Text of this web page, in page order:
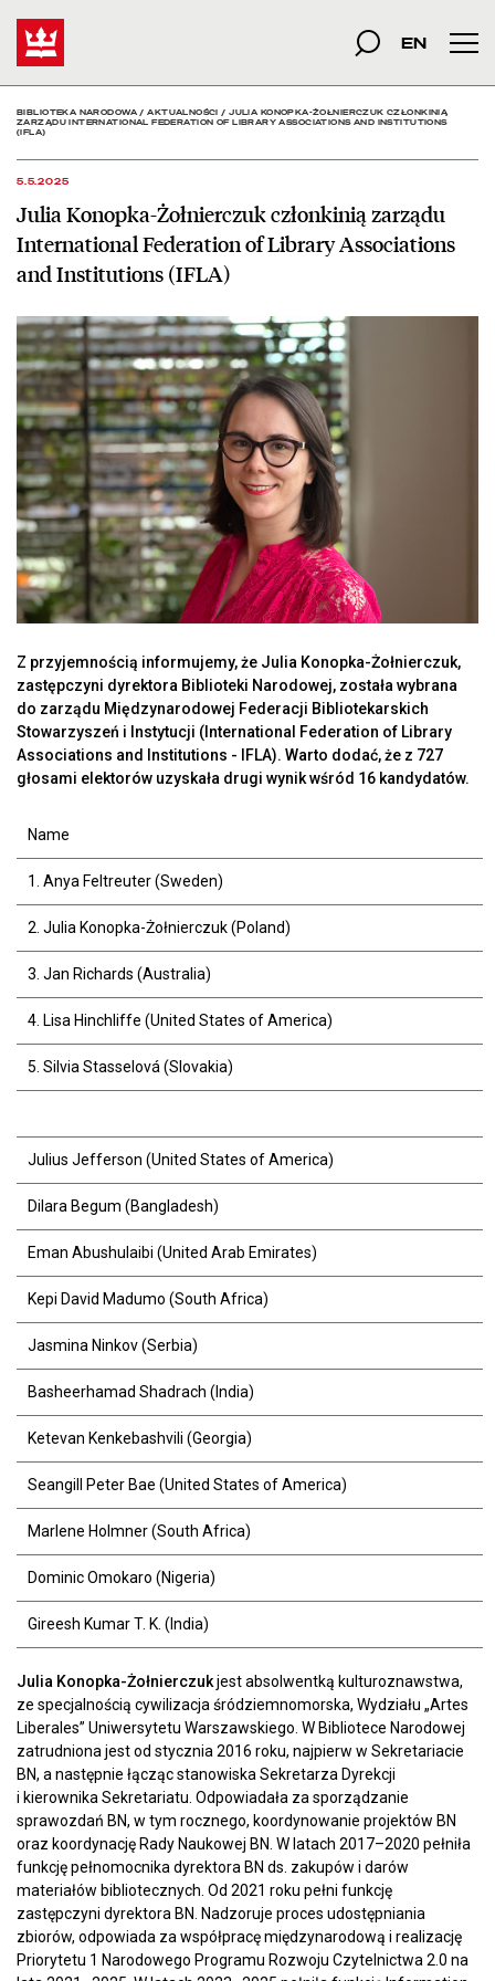
Julia Konopka- szukana fraza
Szukaj
EN
BIBLIOTEKA NARODOWA/AKTUALNOŚCI /JULIA KONOPKA-ŻOŁNIERCZUK CZŁONKINIĄ
ZARZĄDU INTERNATIONAL FEDERATION OF LIBRARY ASSOCIATIONS AND INSTITUTIONS
(IFLA)
5.5.2025
Julia Konopka-Żołnierczuk członkinią zarządu
International Federation of Library Associations
and Institutions (IFLA)
Z przyjemnością informujemy, że Julia Konopka-Żołnierczuk,
zastępczyni dyrektora Biblioteki Narodowej, została wybrana
do zarządu Międzynarodowej Federacji Bibliotekarskich
Stowarzyszeń i Instytucji (International Federation of Library
Associations and Institutions - IFLA). Warto dodać, że z 727
głosami elektorów uzyskała drugi wynik wśród 16 kandydatów.
Name
1. Anya Feltreuter (Sweden)
2. Julia Konopka-Żołnierczuk (Poland)
3. Jan Richards (Australia)
4. Lisa Hinchliffe (United States of America)
5. Silvia Stasselová (Slovakia)
Julius Jefferson (United States of America)
Dilara Begum (Bangladesh)
Eman Abushulaibi (United Arab Emirates)
Kepi David Madumo (South Africa)
Jasmina Ninkov (Serbia)
Basheerhamad Shadrach (India)
Ketevan Kenkebashvili (Georgia)
Seangill Peter Bae (United States of America)
Marlene Holmner (South Africa)
Dominic Omokaro (Nigeria)
Gireesh Kumar T. K. (India)
Julia Konopka-Żołnierczukjest absolwentką kulturoznawstwa,
ze specjalnością cywilizacja śródziemnomorska, Wydziału „Artes
Liberales” Uniwersytetu Warszawskiego. W Bibliotece Narodowej
zatrudniona jest od stycznia 2016 roku, najpierw w Sekretariacie
BN, a następnie łącząc stanowiska Sekretarza Dyrekcji
i kierownika Sekretariatu. Odpowiadała za sporządzanie
sprawozdań BN, w tym rocznego, koordynowanie projektów BN
oraz koordynację Rady Naukowej BN. W latach 2017–2020 pełniła
funkcję pełnomocnika dyrektora BN ds. zakupów i darów
materiałów bibliotecznych. Od 2021 roku pełni funkcję
zastępczyni dyrektora BN. Nadzoruje proces udostępniania
zbiorów, odpowiada za współpracę międzynarodową i realizację
Priorytetu 1 Narodowego Programu Rozwoju Czytelnictwa 2.0 na